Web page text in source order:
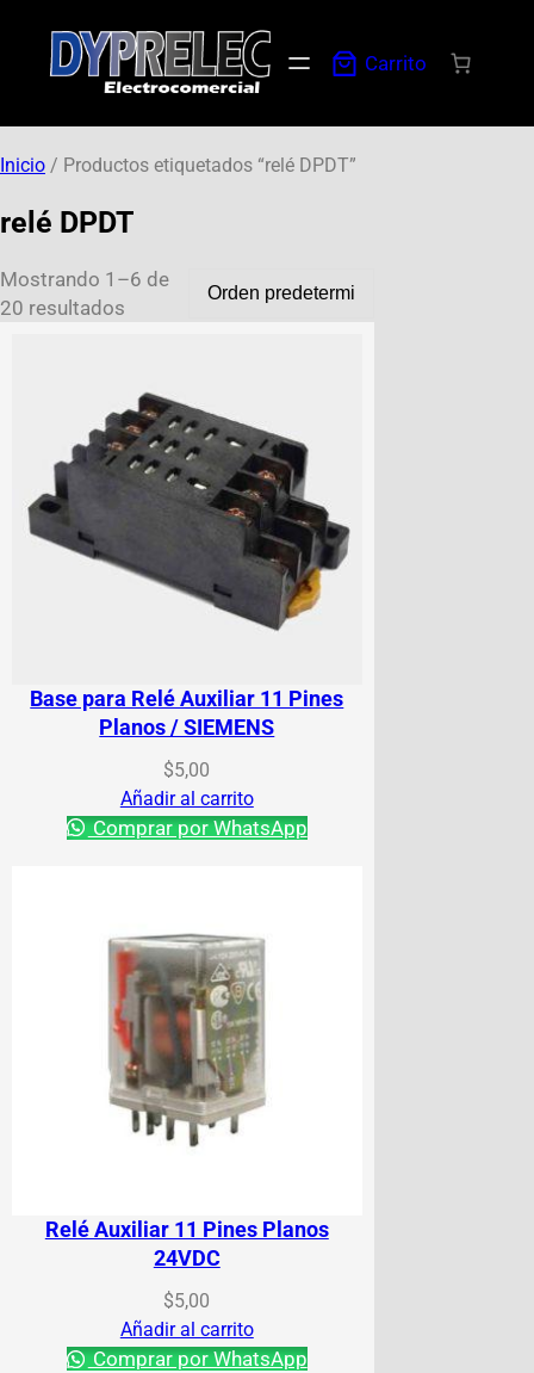
Carrito
Inicio / Productos etiquetados “relé DPDT”
relé DPDT
Mostrando 1–6 de
20 resultados
Base para Relé Auxiliar 11 Pines
Planos / SIEMENS
$5,00
Añadir al carrito
Comprar por WhatsApp
Relé Auxiliar 11 Pines Planos
24VDC
$5,00
Añadir al carrito
Comprar por WhatsApp